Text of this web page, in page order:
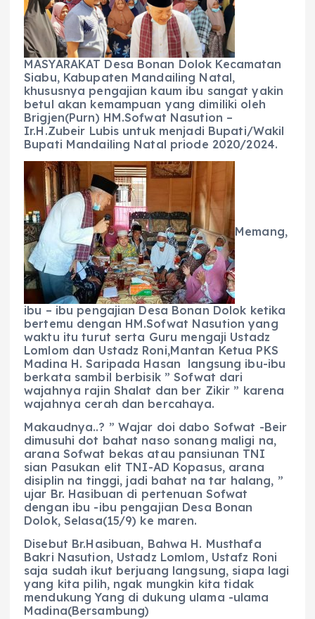
o
o
k
p
p
a
m
g
er
MASYARAKAT Desa Bonan Dolok Kecamatan
Siabu, Kabupaten Mandailing Natal,
khususnya pengajian kaum ibu sangat yakin
betul akan kemampuan yang dimiliki oleh
Brigjen(Purn) HM.Sofwat Nasution –
Ir.H.Zubeir Lubis untuk menjadi Bupati/Wakil
Bupati Mandailing Natal priode 2020/2024.
Memang,
ibu – ibu pengajian Desa Bonan Dolok ketika
bertemu dengan HM.Sofwat Nasution yang
waktu itu turut serta Guru mengaji Ustadz
Lomlom dan Ustadz Roni,Mantan Ketua PKS
Madina H. Saripada Hasan langsung ibu-ibu
berkata sambil berbisik ” Sofwat dari
wajahnya rajin Shalat dan ber Zikir ” karena
wajahnya cerah dan bercahaya.
Makaudnya..? ” Wajar doi dabo Sofwat -Beir
dimusuhi dot bahat naso sonang maligi na,
arana Sofwat bekas atau pansiunan TNI
sian Pasukan elit TNI-AD Kopasus, arana
disiplin na tinggi, jadi bahat na tar halang, ”
ujar Br. Hasibuan di pertenuan Sofwat
dengan ibu -ibu pengajian Desa Bonan
Dolok, Selasa(15/9) ke maren.
Disebut Br.Hasibuan, Bahwa H. Musthafa
Bakri Nasution, Ustadz Lomlom, Ustafz Roni
saja sudah ikut berjuang langsung, siapa lagi
yang kita pilih, ngak mungkin kita tidak
mendukung Yang di dukung ulama -ulama
Madina(Bersambung)